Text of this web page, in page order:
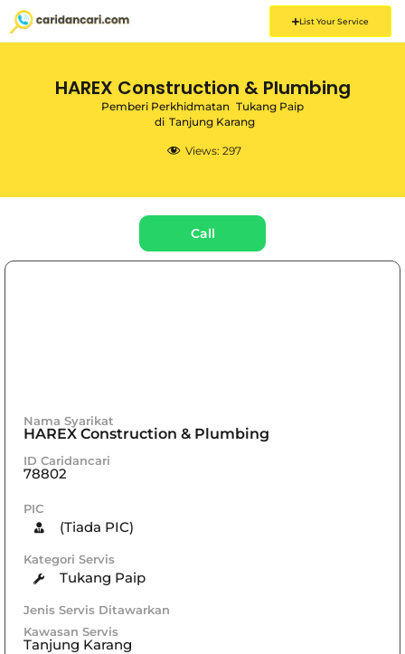
List Your Service
HAREX Construction & Plumbing
Pemberi Perkhidmatan Tukang Paip
di Tanjung Karang
Views: 297
Call
Nama Syarikat
HAREX Construction & Plumbing
ID Caridancari
78802
PIC
(Tiada PIC)
Kategori Servis
Tukang Paip
Jenis Servis Ditawarkan
Kawasan Servis
Tanjung Karang